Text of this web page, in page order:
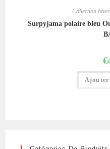
Collection
Surpyjama polaire bleu
€
Ajouter